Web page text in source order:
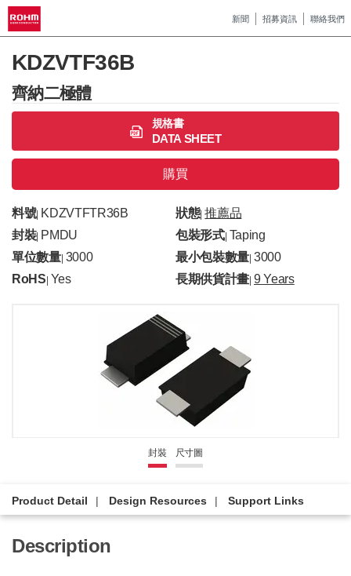
新聞 招募資訊 聯絡我們
KDZVTF36B
齊納二極體
規格書
DATA SHEET
購買
料號| KDZVTFTR36B 狀態|推薦品
封裝| PMDU 包裝形式| Taping
單位數量| 3000 最小包裝數量 |3000
RoHS Yes 長期供貨計畫 |9 Years
封裝 尺寸圖
Product Detail Design Resources Support Links
Description